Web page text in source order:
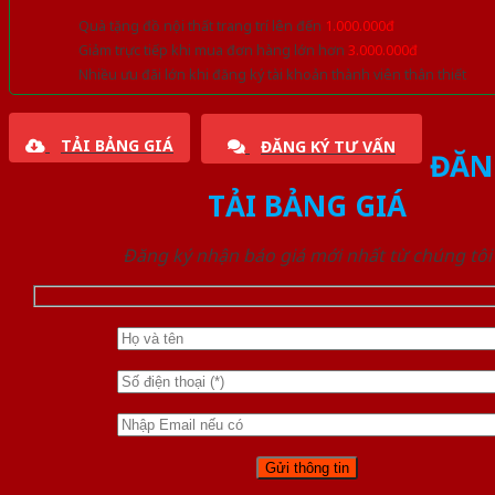
Quà tặng đồ nội thất trang trí lên đến 1.000.000đ
Giảm trực tiếp khi mua đơn hàng lớn hơn 3.000.000đ
Nhiều ưu đãi lớn khi đăng ký tài khoản thành viên thân thiết
TẢI BẢNG GIÁ ĐĂNG KÝ TƯ VẤN
TẢI BẢNG GIÁ
Đăng ký nhận báo giá mới nhất từ chúng tôi